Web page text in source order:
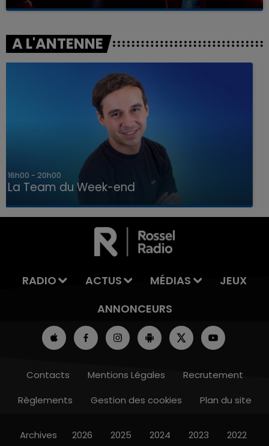
LA TEAM DU WEEK-END
A L'ANTENNE
7h00 - 12h00
La Team du Week-end
RADIO ACTUS MÉDIAS
JEUX
ANNONCEURS
Contacts Mentions Légales
Recrutement
Règlements
Gestion des cookies Plan du site
Archives 2026 2025 2024 2023 2022